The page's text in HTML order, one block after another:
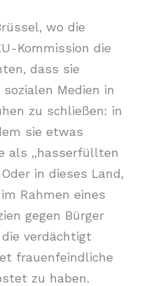
wo die
Kommission die
dass sie
Medien in
zu schließen: in
sie etwas
als „hasserfüllten
in dieses Land,
Rahmen eines
gegen Bürger
verdächtigt
frauenfeindliche
zu haben.